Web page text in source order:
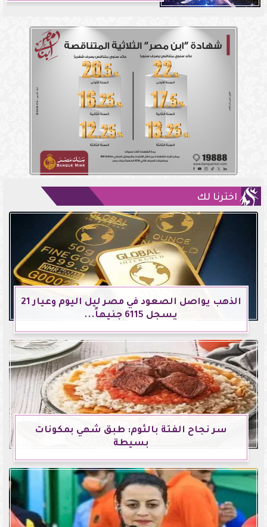
اخترنا لك
الذهب يواصل الصعود في مصر ليل اليوم وعيار 21
يسجل 6115 جنيهاً...
سر نجاح الفتة بالثوم: طبق شهي بمكونات
بسيطة